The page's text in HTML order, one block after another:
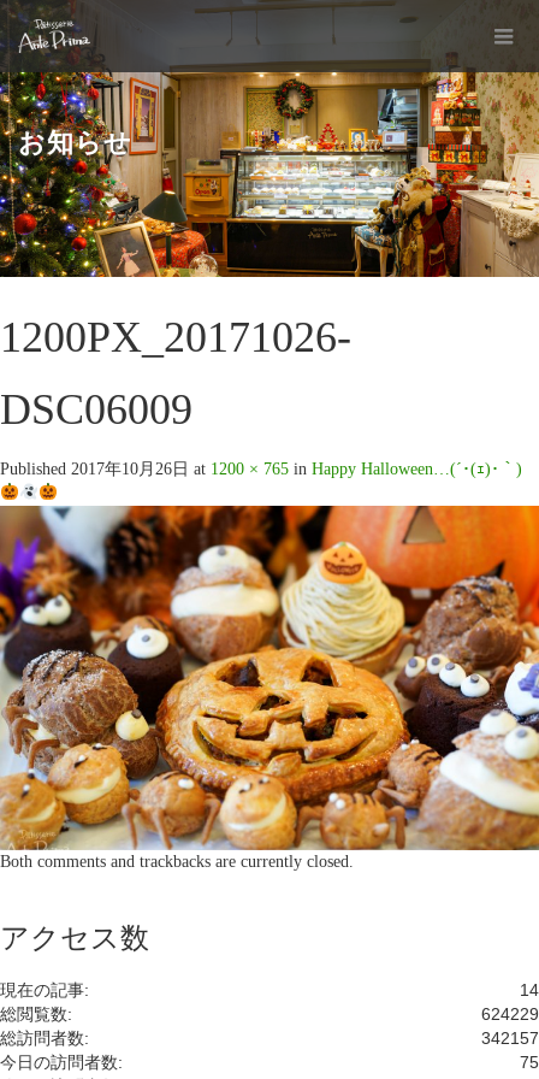
お知らせ
1200PX_20171026-
DSC06009
Published 2017年10月26日 at 1200 × 765 in Happy Halloween…(´･(ｪ)･｀)
Both comments and trackbacks are currently closed.
アクセス数
14
現在の記事:
624229
総閲覧数:
342157
総訪問者数:
75
今日の訪問者数: